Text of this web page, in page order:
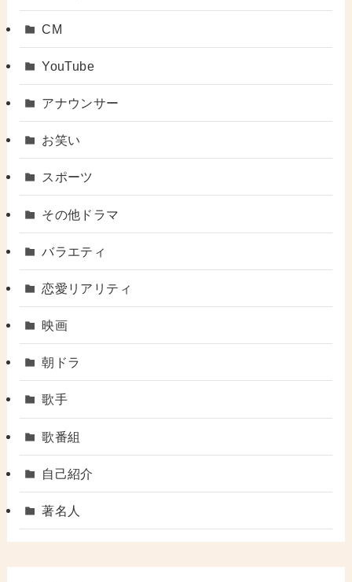
CM
YouTube
アナウンサー
お笑い
スポーツ
その他ドラマ
バラエティ
恋愛リアリティ
映画
朝ドラ
歌手
歌番組
自己紹介
著名人